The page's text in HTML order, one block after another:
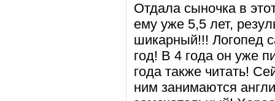
Отдала сыночка в
ему уже 5,5 лет,
шикарный!!! Логопед
год! В 4 года он уже
года также читать!
ним занимаются